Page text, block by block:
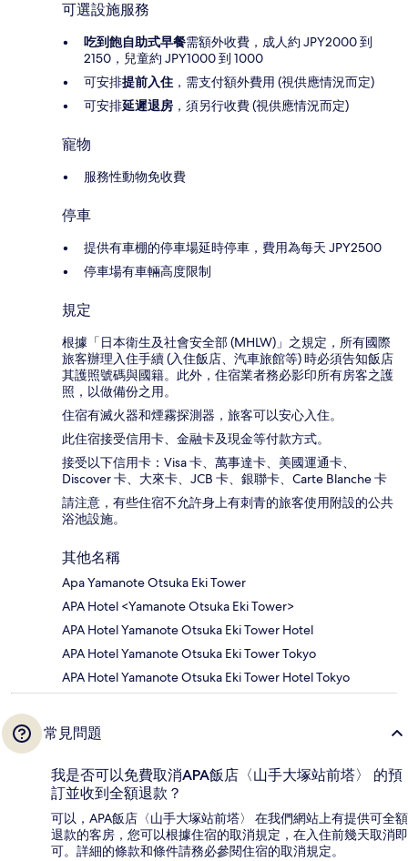
可選設施服務
吃到飽自助式早餐需額外收費，成人約 JPY2000 到
2150，兒童約 JPY1000 到 1000
可安排提前入住 ，需支付額外費用 (視供應情況而定)
可安排延遲退房 ，須另行收費 (視供應情況而定)
寵物
服務性動物免收費
停車
提供有車棚的停車場延時停車，費用為每天 JPY2500
停車場有車輛高度限制
規定
根據「日本衛生及社會安全部 (MHLW)」之規定，所有國際
旅客辦理入住手續 (入住飯店、汽車旅館等) 時必須告知飯店
其護照號碼與國籍。此外，住宿業者務必影印所有房客之護
照，以做備份之用。
住宿有滅火器和煙霧探測器，旅客可以安心入住。
此住宿接受信用卡、金融卡及現金等付款方式。
接受以下信用卡：Visa 卡、萬事達卡、美國運通卡、
Discover 卡、大來卡、JCB 卡、銀聯卡、Carte Blanche 卡
請注意，有些住宿不允許身上有刺青的旅客使用附設的公共
浴池設施。
其他名稱
Apa Yamanote Otsuka Eki Tower
APA Hotel <Yamanote Otsuka Eki Tower>
APA Hotel Yamanote Otsuka Eki Tower Hotel
APA Hotel Yamanote Otsuka Eki Tower Tokyo
APA Hotel Yamanote Otsuka Eki Tower Hotel Tokyo
常見問題
我是否可以免費取消APA飯店〈山手大塚站前塔〉 的預
訂並收到全額退款？
可以，APA飯店〈山手大塚站前塔〉 在我們網站上有提供可全額
退款的客房，您可以根據住宿的取消規定，在入住前幾天取消即
可。詳細的條款和條件請務必參閱住宿的取消規定。